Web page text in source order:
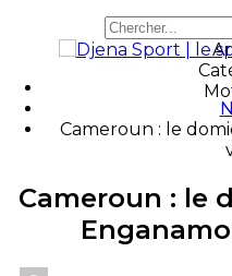
Cameroun : le
Cameroun : le